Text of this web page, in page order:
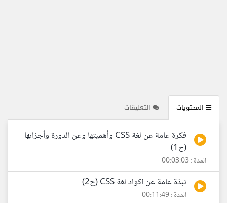
المحتويات التعليقات
فكرة عامة عن لغة CSS وأهميتها وعن الدورة وأجزائها
(ح1)
المدة : 00:03:03
نبذة عامة عن اكواد لغة CSS (ح2)
المدة : 00:11:49